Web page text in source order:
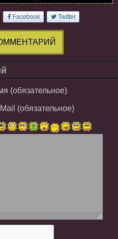
Facebook Twitter
(обязательное)
(обязательное)